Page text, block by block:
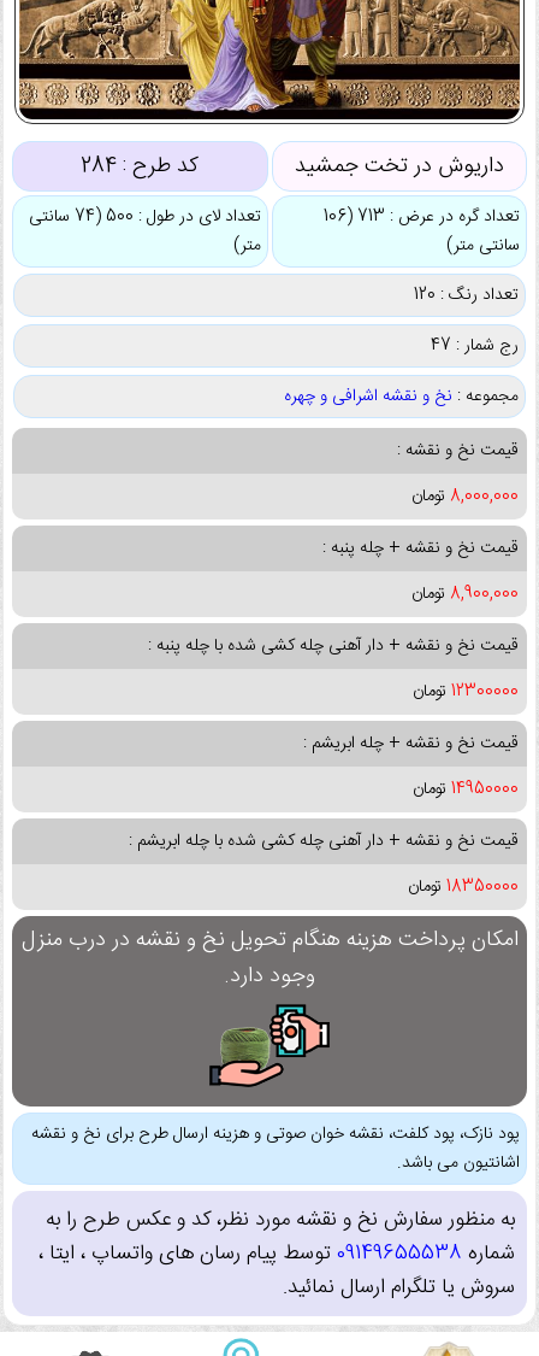
داریوش در تخت جمشید کد طرح :284
تعداد گره در عرض : 713 (106
سانتی متر)
تعداد لای در طول : 500 (74 سانتی
متر)
تعداد رنگ : 120
رج شمار : 47
مجموعه : نخ و نقشه اشرافی و چهره
قیمت نخ و نقشه :
8,000,000 تومان
قیمت نخ و نقشه + چله پنبه :
8,900,000 تومان
قیمت نخ و نقشه + دار آهنی چله کشی شده با چله پنبه :
12300000 تومان
قیمت نخ و نقشه + چله ابریشم :
14950000 تومان
قیمت نخ و نقشه + دار آهنی چله کشی شده با چله ابریشم :
18350000 تومان
امکان پرداخت هزینه هنگام تحویل نخ و نقشه در درب منزل
وجود دارد.
پود نازک، پود کلفت، نقشه خوان صوتی و هزینه ارسال طرح برای نخ و نقشه
اشانتیون می باشد.
به منظور سفارش نخ و نقشه مورد نظر، کد و عکس طرح را به
شماره 09149655538توسط پیام رسان های واتساپ ، ایتا ،
سروش یا تلگرام ارسال نمائید.